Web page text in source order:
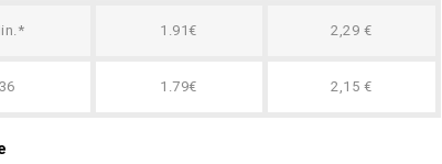
1.91€ 2,29 €
36 1.79€ 2,15 €